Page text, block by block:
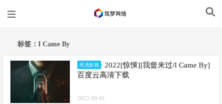
标签：I Came By
高清影视
2022[惊悚][我曾来过/I Came By]
百度云高清下载
2022-09-01